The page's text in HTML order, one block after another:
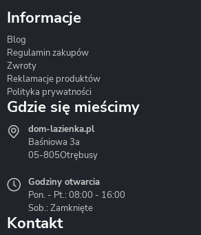
Hydrostop
Liveno
Informacje
Blog
Regulamin zakupów
Zwroty
Reklamacje produktów
Polityka prywatności
Gdzie się mieścimy
dom-lazienka.pl
Baśniowa 3a
05-805Otrębusy
Godziny otwarcia
Pon. - Pt.: 08:00 - 16:00
Sob.: Zamknięte
Kontakt